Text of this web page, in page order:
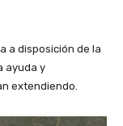
a disposición de la
ayuda y
extendiendo.